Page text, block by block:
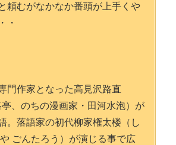
頼むがなかなか番頭が上手くや
・
門作家となった高見沢路直
亭、のちの漫画家・田河水泡）が
。落語家の初代柳家権太楼（し
ごんたろう）が演じる事で広